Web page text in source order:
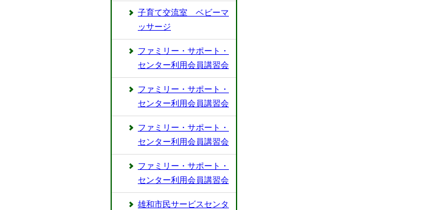
子育て交流室 ベビーマ
ッサージ
ファミリー・サポート・
センター利用会員講習会
ファミリー・サポート・
センター利用会員講習会
ファミリー・サポート・
センター利用会員講習会
ファミリー・サポート・
センター利用会員講習会
雄和市民サービスセンタ